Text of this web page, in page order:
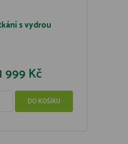
s vydrou
999 Kč
DO KOŠÍKU